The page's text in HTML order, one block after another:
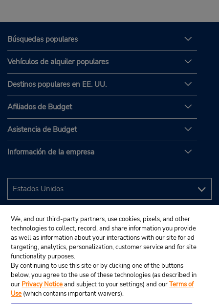
Búsquedas populares
Vehículos de alquiler populares
Destinos populares en EE. UU.
Afiliados de Budget
Asistencia de Budget
Información de la empresa
We, and our third-party partners, use cookies, pixels, and other
technologies to collect, record, and share information you provide
as well as information about your interactions with our site for ad
targeting, analytics, personalization, customer service and for site
functionality purposes.
By continuing to use this site or by clicking one of the buttons
below, you agree to the use of these technologies (as described in
our Privacy Noticeand subject to your settings) and ourTerms of
Use (which contains important waivers).